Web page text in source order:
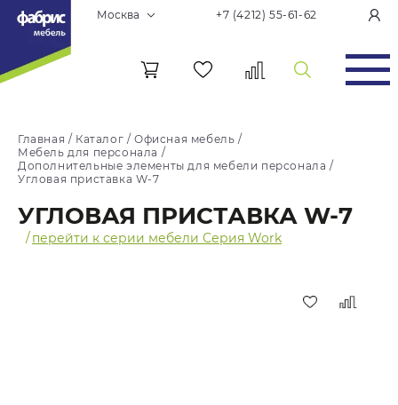
Москва +7 (4212) 55-61-62
Главная / Каталог /Офисная мебель /
Мебель для персонала /
Дополнительные элементы для мебели персонала /
Угловая приставка W-7
УГЛОВАЯ ПРИСТАВКА W-7
/перейти к серии мебели Серия Work